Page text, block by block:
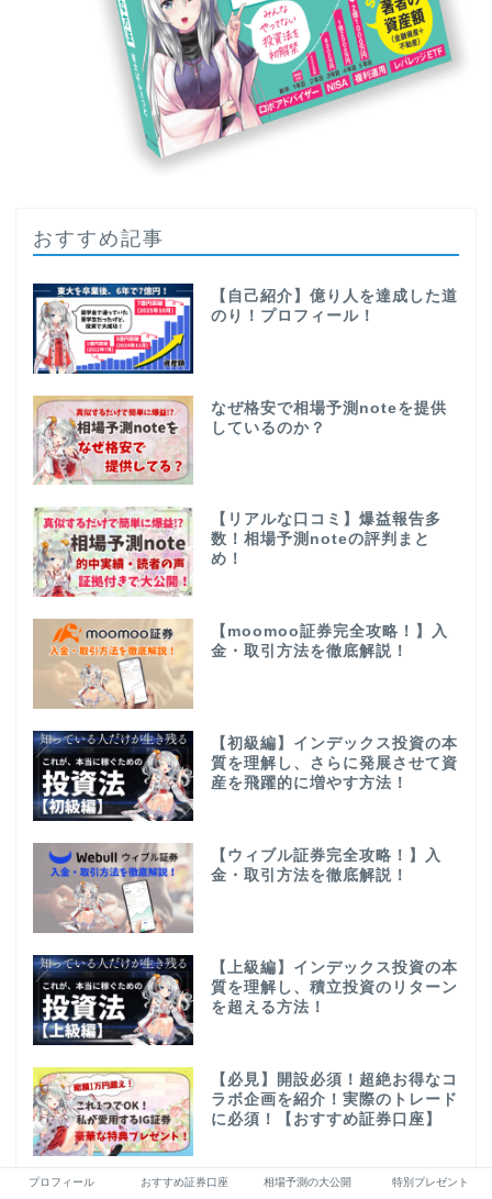
おすすめ記事
【自己紹介】億り人を達成した道
のり！プロフィール！
なぜ格安で相場予測noteを提供
しているのか？
【リアルな口コミ】爆益報告多
数！相場予測noteの評判まと
め！
【moomoo証券完全攻略！】入
金・取引方法を徹底解説！
【初級編】インデックス投資の本
質を理解し、さらに発展させて資
産を飛躍的に増やす方法！
【ウィブル証券完全攻略！】入
金・取引方法を徹底解説！
【上級編】インデックス投資の本
質を理解し、積立投資のリターン
を超える方法！
【必見】開設必須！超絶お得なコ
ラボ企画を紹介！実際のトレード
に必須！【おすすめ証券口座】
日本株メンバーシップを開始！日
プロフィール おすすめ証券口座 相場予測の大公開 特別プレゼント